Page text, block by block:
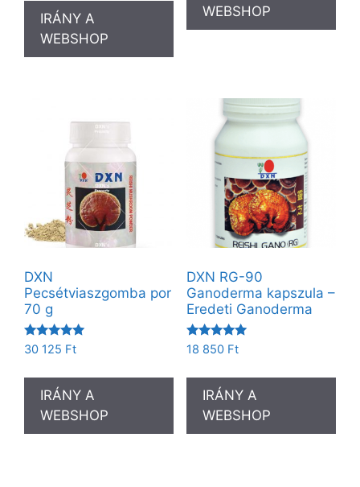
IRÁNY A
WEBSHOP
WEBSHOP
DXN
Pecsétviaszgomba por
70 g
Értékelés:
5.00
30 125 Ft
IRÁNY A
WEBSHOP
DXN RG-90
Ganoderma kapszula –
Eredeti Ganoderma
Értékelés:
5.00
18 850 Ft
IRÁNY A
WEBSHOP